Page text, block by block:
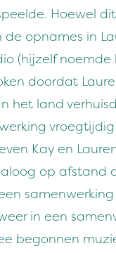
Hoewel
opnames in
(hijzelf noemde
doordat
het land
Kay en
op afstand
in een
begonnen